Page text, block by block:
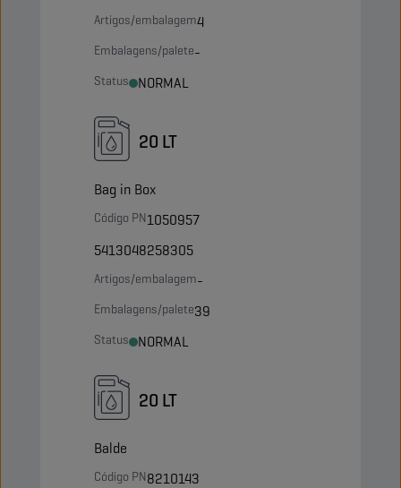
Artigos/embalagem4
Embalagens/palete-
Status NORMAL
20 LT
Bag in Box
Código PN1050957
5413048258305
Artigos/embalagem-
Embalagens/palete39
Status NORMAL
20 LT
Balde
Código PN8210143